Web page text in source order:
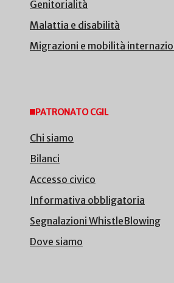
Genitorialità
Malattia e disabilità
Migrazioni e mobilità
PATRONATO CGIL
Chi siamo
Bilanci
Accesso civico
Informativa obbligatoria
Segnalazioni WhistleBlowing
Dove siamo